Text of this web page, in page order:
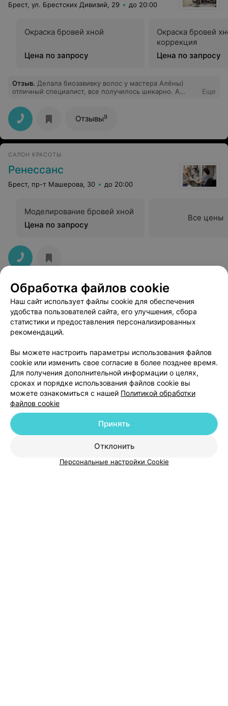
Брест, ул. Брестских Дивизий, 29 до 20:00
Окраска бровей хной
Цена по запросу
Окраска бровей
коррекция
Цена по запросу
Отзыв. Делала биозавивку волос у мастера Алёны)
отличный специалист, все получилось шикарно. А
выйграла бесплатный макияж, который был сделан
очень профессионально и неотразимо!!! Рекомендую
Салон Лекси всем! Мастера высокого уровня,
обслуживание достойное и цены демократичные)))
Еще
Отзывы9
САЛОН КРАСОТЫ
Ренессанс
Брест, пр-т Машерова, 30 до 20:00
Моделирование бровей хной
Цена по запросу
Все цены
САЛОН КРАСОТЫ
Glamour
Брест, ул. Советская, 14 до 21:00
Добавить компанию
Добавить специалиста
Обработка файлов cookie
Наш сайт использует файлы cookie для обеспечения
удобства пользователей сайта, его улучшения, сбора
статистики и предоставления персонализированных
рекомендаций.
Вы можете настроить параметры использования файлов
cookie или изменить свое согласие в более позднее время.
Для получения дополнительной информации о целях,
сроках и порядке использования файлов cookie вы
можете ознакомиться с нашей Политикой обработки
файлов cookie
Отклонить
Принять
Персональные настройки Cookie